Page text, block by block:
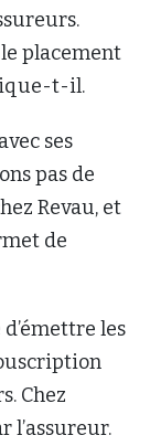
placement
t-il.
ses
pas de
Revau, et
de
les
Chez
l’assureur.